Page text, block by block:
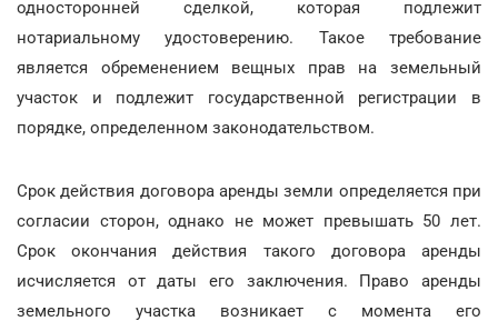
односторонней сделкой, которая подлежит
нотариальному удостоверению. Такое требование
является обременением вещных прав на земельный
участок и подлежит государственной регистрации в
порядке, определенном законодательством.
Срок действия договора аренды земли определяется при
согласии сторон, однако не может превышать 50 лет.
Срок окончания действия такого договора аренды
исчисляется от даты его заключения. Право аренды
земельного участка возникает с момента его